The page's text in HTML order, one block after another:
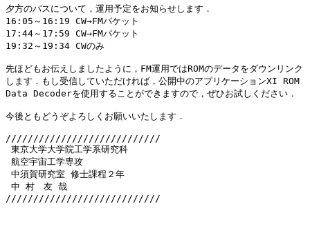
夕方のパスについて，運用予定をお知らせします．
16:05～16:19 CW→FMパケット
17:44～17:59 CW→FMパケット
19:32～19:34 CWのみ
先ほどもお伝えしましたように，FM運用ではROMのデータをダウンリンク
します．もし受信していただければ，公開中のアプリケーションXI ROM
Data Decoderを使用することができますので，ぜひお試しください．
今後ともどうぞよろしくお願いいたします．
////////////////////////////
東京大学大学院工学系研究科
航空宇宙工学専攻
中須賀研究室 修士課程２年
中 村　友 哉
////////////////////////////